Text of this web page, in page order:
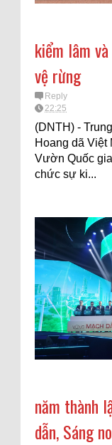
kiểm lâm
vệ rừng
Reply
22:25
(DNTH) -
Hoang dã
Vườn Quốc
chức sự ki...
năm thành
dẫn, Sáng